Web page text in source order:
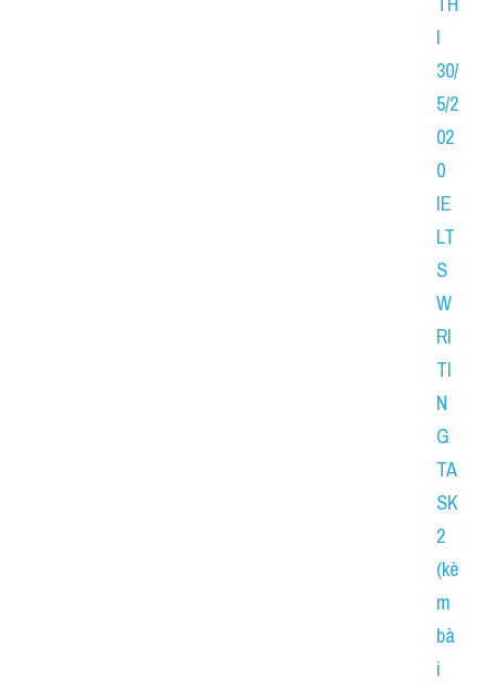
I
30/
5/2
02
0
IE
LT
S
W
RI
TI
N
G
TA
SK
2
(kè
m
bà
i